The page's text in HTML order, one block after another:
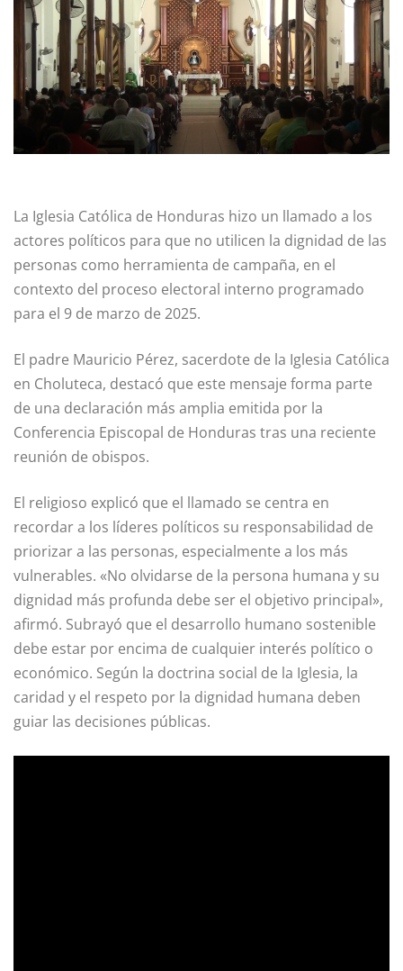
La Iglesia Católica de Honduras hizo un llamado a los
actores políticos para que no utilicen la dignidad de las
personas como herramienta de campaña, en el
contexto del proceso electoral interno programado
para el 9 de marzo de 2025.
El padre Mauricio Pérez, sacerdote de la Iglesia Católica
en Choluteca, destacó que este mensaje forma parte
de una declaración más amplia emitida por la
Conferencia Episcopal de Honduras tras una reciente
reunión de obispos.
El religioso explicó que el llamado se centra en
recordar a los líderes políticos su responsabilidad de
priorizar a las personas, especialmente a los más
vulnerables. «No olvidarse de la persona humana y su
dignidad más profunda debe ser el objetivo principal»,
afirmó. Subrayó que el desarrollo humano sostenible
debe estar por encima de cualquier interés político o
económico. Según la doctrina social de la Iglesia, la
caridad y el respeto por la dignidad humana deben
guiar las decisiones públicas.